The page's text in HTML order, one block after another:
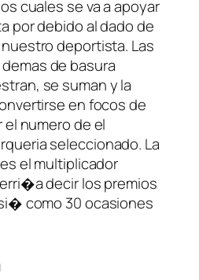
cuales se va a apoyar
por debido al dado de
deportista. Las
de basura
se suman y la
en focos de
numero de el
seleccionado. La
el multiplicador
decir los premios
como 30 ocasiones